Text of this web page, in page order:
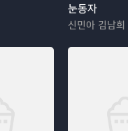
눈동자
신민아 김남희